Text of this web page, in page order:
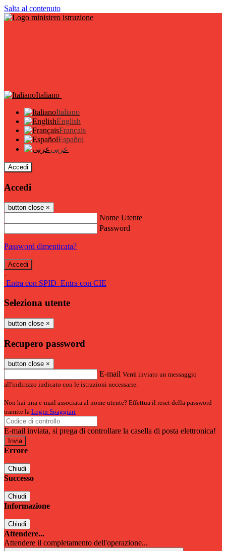
Salta al contenuto
Italiano
Italiano
English
Français
Español
عربى
Accedi
Accedi
button close ×
Nome Utente
Password
Password dimenticata?
-
Entra con SPID Entra con CIE
Seleziona utente
button close ×
Recupero password
button close ×
E-mail Verrà inviato un messaggio
all'indirizzo indicato con le istruzioni necessarie.
Non hai una e-mail associata al nome utente? Effettua il reset della password
tramite la Login Spaggiari
E-mail inviata, si prega di controllare la casella di posta elettronica!
Errore
Chiudi
Successo
Chiudi
Informazione
Chiudi
Attendere...
Attendere il completamento dell'operazione...